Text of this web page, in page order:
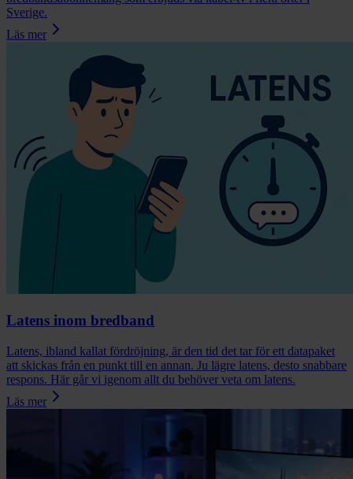
Sverige.
Läs mer
Latens inom bredband
Latens, ibland kallat fördröjning, är den tid det tar för ett datapaket
att skickas från en punkt till en annan. Ju lägre latens, desto snabbare
respons. Här går vi igenom allt du behöver veta om latens.
Läs mer